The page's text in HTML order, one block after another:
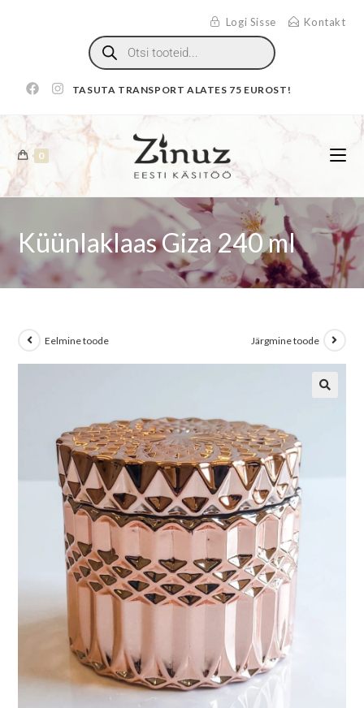
Logi Sisse Kontakt
TASUTA TRANSPORT ALATES 75 EUROST!
0
Küünlaklaas Giza 240 ml
Eelmine toode Järgmine toode